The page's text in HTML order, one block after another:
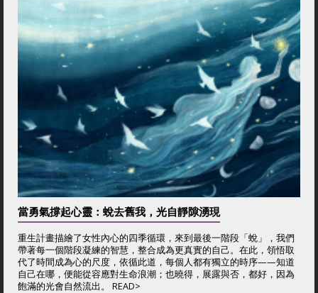
當勇氣撐起心靈：蛻去舊我，光自靜隙湧現
重生計畫描繪了女性內心的四季循環，來到最後一階段「蛻」，我們
帶著每一個階段凝練的智慧，整合成為更真實的自己。在此，領悟取
代了時間成為心的尺度，依循此道，每個人都有獨立的時序——知道
自己在哪，便能從容應對生命浪潮；也曉得，展露與否，都好，因為
飽滿的光會自然流出。 READ>